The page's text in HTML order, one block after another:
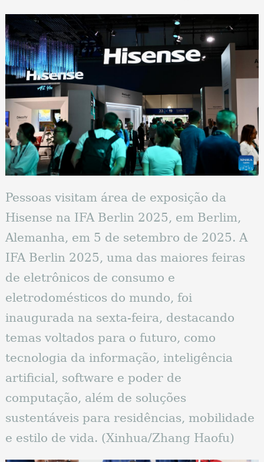
Pessoas visitam área de exposição da
Hisense na IFA Berlin 2025, em Berlim,
Alemanha, em 5 de setembro de 2025. A
IFA Berlin 2025, uma das maiores feiras
de eletrônicos de consumo e
eletrodomésticos do mundo, foi
inaugurada na sexta-feira, destacando
temas voltados para o futuro, como
tecnologia da informação, inteligência
artificial, software e poder de
computação, além de soluções
sustentáveis ​​para residências, mobilidade
e estilo de vida. (Xinhua/Zhang Haofu)